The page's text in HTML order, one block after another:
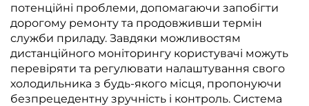
потенційні проблеми, допомагаючи запобігти
дорогому ремонту та продовживши термін
служби приладу. Завдяки можливостям
дистанційного моніторингу користувачі можуть
перевіряти та регулювати налаштування свого
холодильника з будь-якого місця, пропонуючи
безпрецедентну зручність і контроль. Система